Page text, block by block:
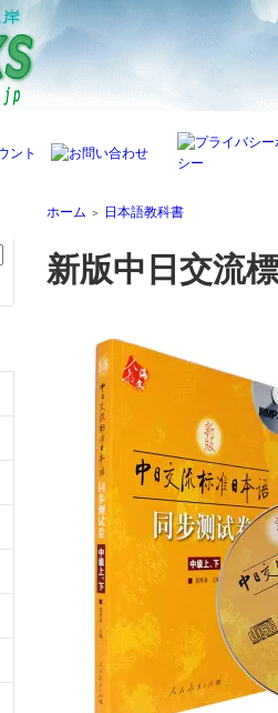
ホーム ＞ 日本語教科書
新版中日交流